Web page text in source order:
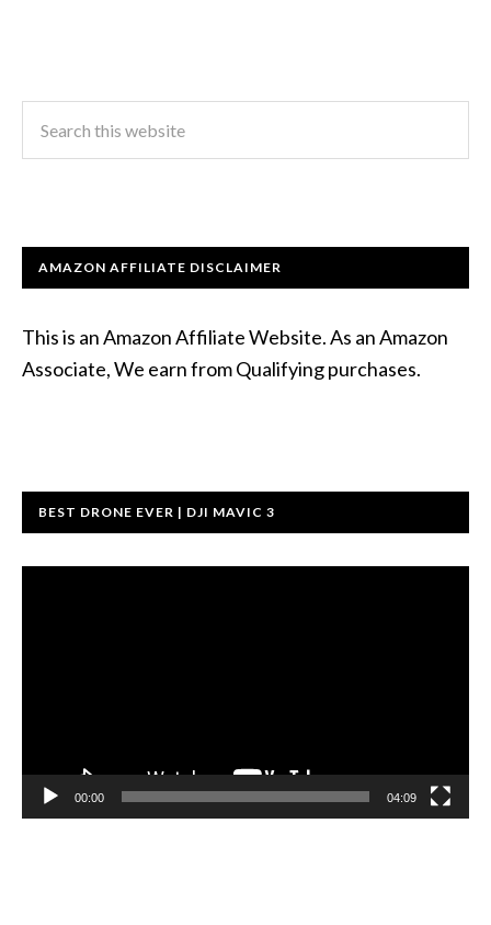
AMAZON AFFILIATE DISCLAIMER
This is an Amazon Affiliate Website. As an Amazon
Associate, We earn from Qualifying purchases.
BEST DRONE EVER | DJI MAVIC 3
00:00 04:09